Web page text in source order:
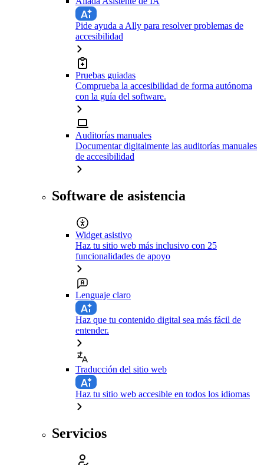
Pide ayuda a Ally para resolver problemas de
accesibilidad
Pruebas guiadas
Comprueba la accesibilidad de forma autónoma
con la guía del software.
Auditorías manuales
Documentar digitalmente las auditorías manuales
de accesibilidad
Software de asistencia
Widget asistivo
Haz tu sitio web más inclusivo con 25
funcionalidades de apoyo
Lenguaje claro
Haz que tu contenido digital sea más fácil de
entender.
Traducción del sitio web
Haz tu sitio web accesible en todos los idiomas
Servicios